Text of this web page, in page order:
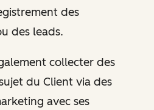
des
des leads.
collecter des
du Client via des
avec ses